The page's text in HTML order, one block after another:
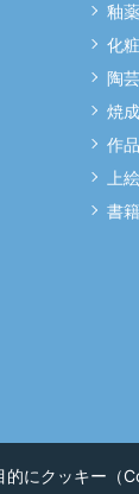
釉
化
陶
焼
作
上
書
にクッキー（